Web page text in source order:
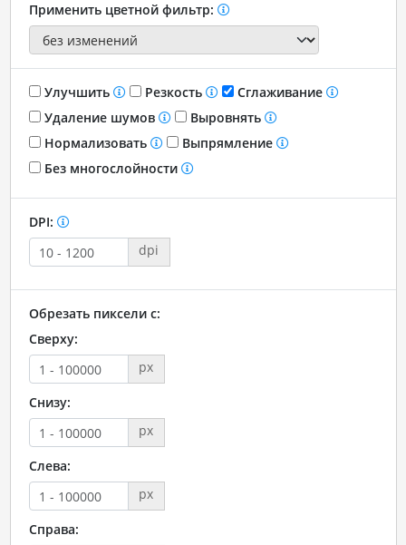
Применить цветной фильтр:
Улучшить Резкость
Сглаживание
Удаление шумов
Выровнять
Нормализовать
Выпрямление
Без многослойности
DPI:
dpi
Обрезать пиксели с:
Сверху:
px
Снизу:
px
Слева:
px
Справа: